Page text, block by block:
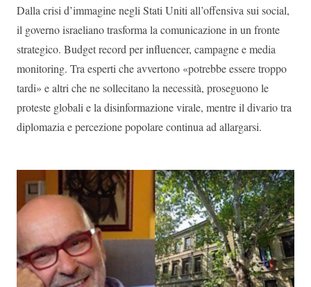
Dalla crisi d’immagine negli Stati Uniti all’offensiva sui social,
il governo israeliano trasforma la comunicazione in un fronte
strategico. Budget record per influencer, campagne e media
monitoring. Tra esperti che avvertono «potrebbe essere troppo
tardi» e altri che ne sollecitano la necessità, proseguono le
proteste globali e la disinformazione virale, mentre il divario tra
diplomazia e percezione popolare continua ad allargarsi.